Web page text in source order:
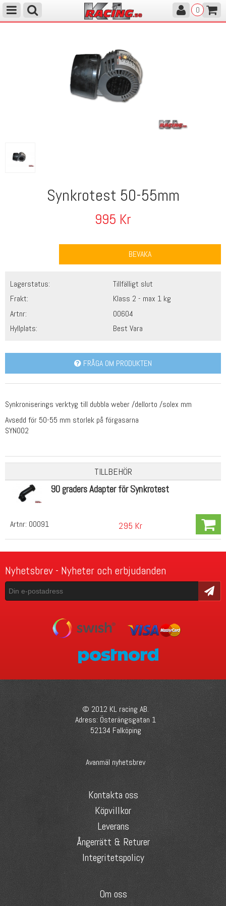
0
Synkrotest 50-55mm
995 Kr
BEVAKA
Lagerstatus:
Tillfälligt slut
Frakt:
Klass 2 - max 1 kg
Artnr:
00604
Hyllplats:
Best Vara
FRÅGA OM PRODUKTEN
Synkroniserings verktyg till dubbla weber /dellorto /solex mm
Avsedd för 50-55 mm storlek på förgasarna
SYN002
TILLBEHÖR
Artnr: 00091
90 graders Adapter för Synkrotest
295 Kr
Nyhetsbrev - Nyheter och erbjudanden
Skicka
© 2012 KL racing AB.
Adress: Österängsgatan 1
52134 Falköping
Avanmäl nyhetsbrev
Kontakta oss
Köpvillkor
Leverans
Ångerrätt & Returer
Integritetspolicy
Om oss